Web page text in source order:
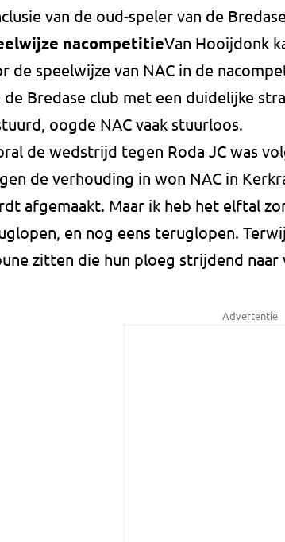
van de oud-speler van de
nacompetitieVan Hooijdonk
de speelwijze van NAC in de
de Bredase club met een duidelijke
oogde NAC vaak stuurloos.
de wedstrijd tegen Roda JC was
de verhouding in won NAC in
afgemaakt. Maar ik heb het elftal
en nog eens teruglopen.
zitten die hun ploeg strijdend naar
Advertentie